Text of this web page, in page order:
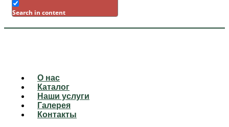
Search in content
О нас
Каталог
Наши услуги
Галерея
Контакты